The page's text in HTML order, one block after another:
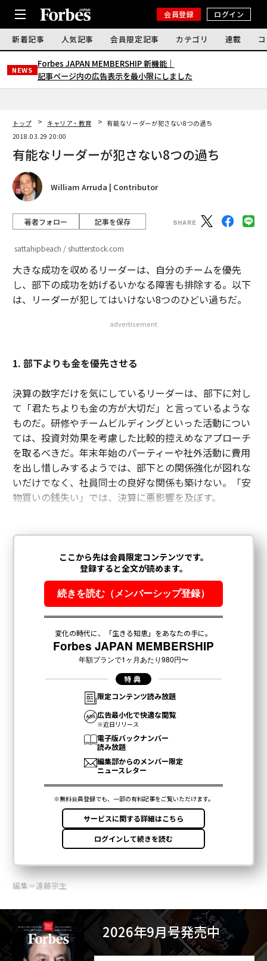
会員登録 ログイン
新着記事 人気記事 会員限定記事 カテゴリ 連載
NEWS
Forbes JAPAN MEMBERSHIP 新機能｜
記事ページ内の広告表示を最小限にしました
トップ キャリア・教育
有能なリーダーが犯さない8つの過ち
2018.03.29 20:00
有能なリーダーが犯さない8つの過ち
William Arruda | Contributor
著者フォロー 記事を保存
sattahipbeach / shutterstock.com
大きな成功を収めるリーダーは、自分のチームを優先
し、部下の成功を妨げるいかなる障害も排除する。以下
は、リーダーが犯してはいけない8つのひどい過ちだ。
advertisement
1. 部下よりも金を優先させる
決算の数字だけを気にしているリーダーは、部下に対し
て「君たちよりも金の方が大切だ」と言っているような
ものだ。研修やチームビルディングといった活動につい
ては、投資対効果を考慮した比較的控えめなアプローチ
を取るべきだ。年末年始のパーティーや社外活動に費用
を出し惜しみするようでは、部下との関係強化が図れな
いだけでなく、社員同士の良好な関係も築けない。「安
物買いの銭失い」では、決算に悪影響を及ぼす。
編集＝遠藤宗生
2026年9月号発売中